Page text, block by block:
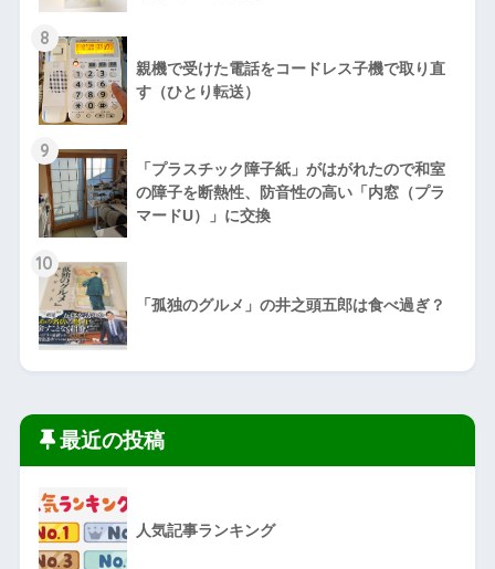
8
親機で受けた電話をコードレス子機で取り直
す（ひとり転送）
9
「プラスチック障子紙」がはがれたので和室
の障子を断熱性、防音性の高い「内窓（プラ
マードU）」に交換
10
「孤独のグルメ」の井之頭五郎は食べ過ぎ？
最近の投稿
人気記事ランキング